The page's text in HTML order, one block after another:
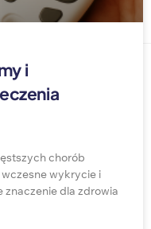
i
chorób
wykrycie i
znaczenie dla zdrowia